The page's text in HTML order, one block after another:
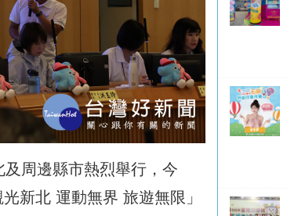
周邊縣市熱烈舉行，今
新北 運動無界 旅遊無限」